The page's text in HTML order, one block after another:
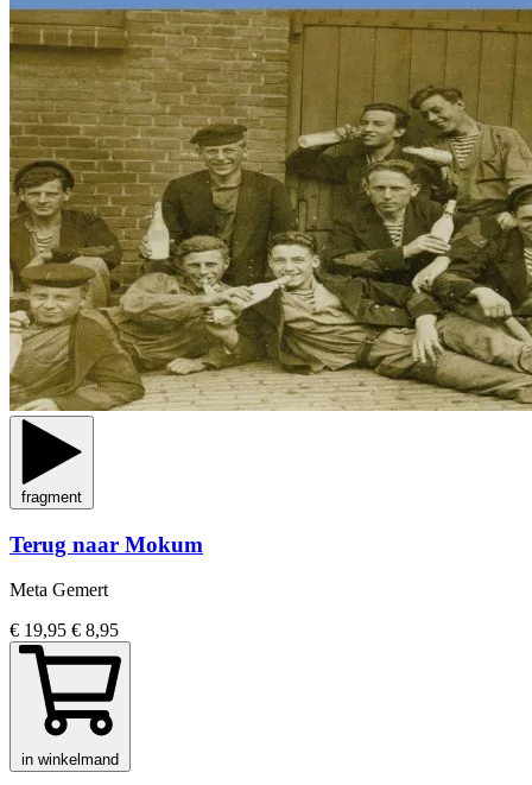
fragment
Terug naar Mokum
Meta Gemert
€ 19,95 € 8,95
in winkelmand